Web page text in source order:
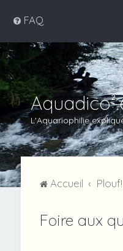
FAQ
L'Aquariophilie
Accueil Plouf!
Foire aux